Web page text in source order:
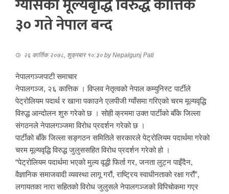
ग्याँसको मूल्यबृद्धि विरुद्ध कात्तिक
३० गते नेपाल बन्द
२६ कार्तिक २०७८, शुक्रबार १०:३० byNepalgunj Pati
नेपालगञ्जपाटी समाचार
नेपालगञ्ज, २६ कात्तिक । विप्लव नेतृत्वको नेपाल कम्युनिस्ट पार्टीले
पेट्रोलियम पदार्थ र खाना पकाउने एलपीजी ग्याँसमा गरिएको चरम मूल्यवृद्धि
विरुद्ध आन्दोलन शुरु गरेको छ । सोही क्रममा उक्त पार्टीको बाँके जिल्ला
संगठनले नेपालगञ्जमा विरोध प्रदर्शन गरेको छ ।
पार्टीको बाँके जिल्ला सङ्गठन समितिले सरकारले पेट्रोलियम पदार्थमा गरेको
चरम मूल्यवृद्धि विरुद्ध जुलुससहित विरोध प्रदर्शन गरेको हो ।
“पेट्रोलियम पदार्थमा भएको मुल्य वृद्धी फिर्ता गर, जनता लुट्न पाइँदैन,
वैज्ञानिक समाजवादी व्यवस्था लागू गरौं, राष्ट्रिय स्वाधीनताको रक्षा गरौं”,
लगायतका नारा सहितको विरोध जुलुसले नेपालगञ्जको विपिचोकमा गएर